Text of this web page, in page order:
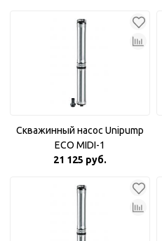
Скважинный насос Unipump
ECO MIDI-1
21 125 руб.